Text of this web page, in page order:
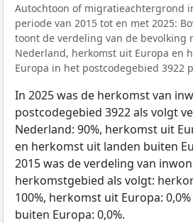
Autochtoon of migratieachtergrond
periode van 2015 tot en met 2025:
toont de verdeling van de bevolking
Nederland, herkomst uit Europa en
Europa in het postcodegebied 3922
In 2025 was de herkomst van
postcodegebied 3922 als volgt
Nederland: 90%, herkomst uit
en herkomst uit landen buiten
2015 was de verdeling van
herkomstgebied als volgt:
100%, herkomst uit Europa:
buiten Europa: 0,0%.